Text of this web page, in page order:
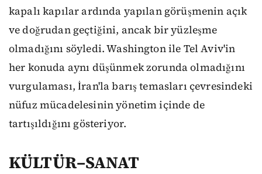
kapalı kapılar ardında yapılan görüşmenin açık
ve doğrudan geçtiğini, ancak bir yüzleşme
olmadığını söyledi. Washington ile Tel Aviv'in
her konuda aynı düşünmek zorunda olmadığını
vurgulaması, İran'la barış temasları çevresindeki
nüfuz mücadelesinin yönetim içinde de
tartışıldığını gösteriyor.
KÜLTÜR–SANAT